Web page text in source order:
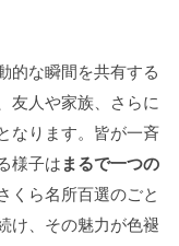
的な瞬間を共有する
友人や家族、さらに
なります。皆が一斉
様子はまるで一つの
くら名所百選のごと
け、その魅力が色褪